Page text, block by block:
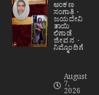
ಅಂಕಣ
ಸಂಗಾತಿ
ಜಯದೇವಿ
ತಾಯಿ
ಲಿಗಾಡೆ
ಜೀವನ
ನಿಮ್ಮೊಂದಿಗೆ
August
7,